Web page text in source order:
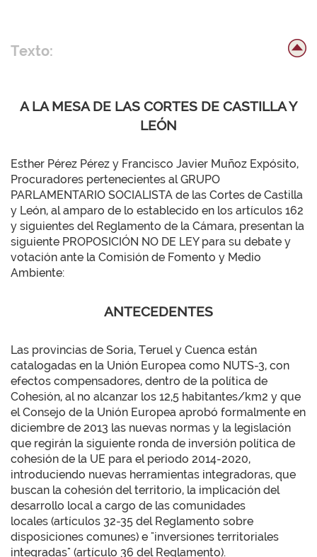
Texto:
A LA MESA DE LAS CORTES DE CASTILLA Y
LEÓN
Esther Pérez Pérez y Francisco Javier Muñoz Expósito,
Procuradores pertenecientes al GRUPO
PARLAMENTARIO SOCIALISTA de las Cortes de Castilla
y León, al amparo de lo establecido en los artículos 162
y siguientes del Reglamento de la Cámara, presentan la
siguiente PROPOSICIÓN NO DE LEY para su debate y
votación ante la Comisión de Fomento y Medio
Ambiente:
ANTECEDENTES
Las provincias de Soria, Teruel y Cuenca están
catalogadas en la Unión Europea como NUTS-3, con
efectos compensadores, dentro de la política de
Cohesión, al no alcanzar los 12,5 habitantes/km2 y que
el Consejo de la Unión Europea aprobó formalmente en
diciembre de 2013 las nuevas normas y la legislación
que regirán la siguiente ronda de inversión política de
cohesión de la UE para el periodo 2014-2020,
introduciendo nuevas herramientas integradoras, que
buscan la cohesión del territorio, la implicación del
desarrollo local a cargo de las comunidades
locales (artículos 32-35 del Reglamento sobre
disposiciones comunes) e "inversiones territoriales
integradas" (artículo 36 del Reglamento).